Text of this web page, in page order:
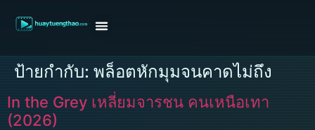
ป้ายกำกับ: พล็อตหักมุมจนคาดไม่ถึง
In the Grey เหลี่ยมจารชน คนเหนือเทา
(2026)